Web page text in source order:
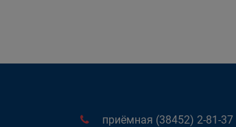
приёмная (38452) 2-81-37